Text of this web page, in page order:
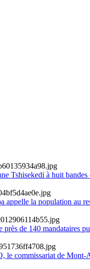
Tshisekedi à huit
appelle la population au
de 140 mandataires
commissariat de Mont-